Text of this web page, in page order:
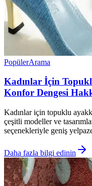
PopülerArama
Kadınlar İçin
Konfor Dengesi
Kadınlar için topuklu
çeşitli modeller ve
seçenekleriyle geniş
Daha fazla bilgi edinin